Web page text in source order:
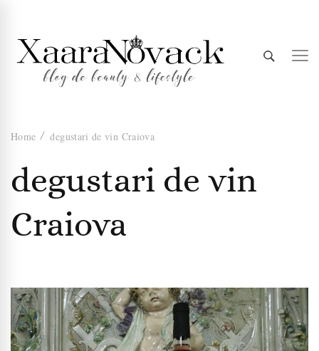
Xaara
Novack
Home degustari de vin Craiova
degustari de vin
Craiova